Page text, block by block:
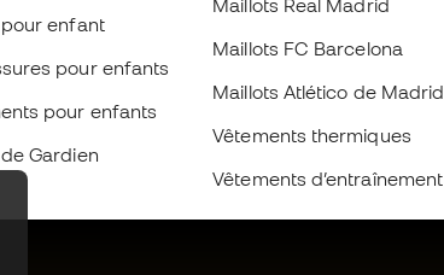
enfant
pour enfants
pour enfants
Gardien
Maillots Real Madrid
Maillots FC Barcelona
Maillots Atlético de Madrid
Vêtements thermiques
Vêtements d’entraînement